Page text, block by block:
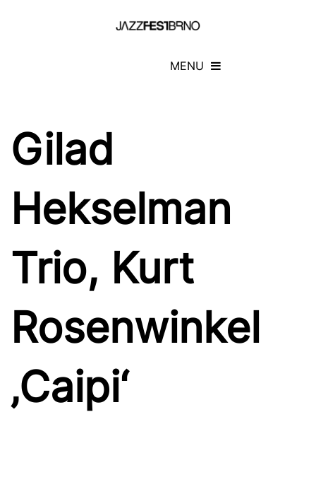
MENU
Gilad
Hekselman
Trio, Kurt
Rosenwinkel
‚Caipi‘